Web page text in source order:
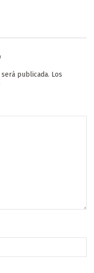
publicada. Los